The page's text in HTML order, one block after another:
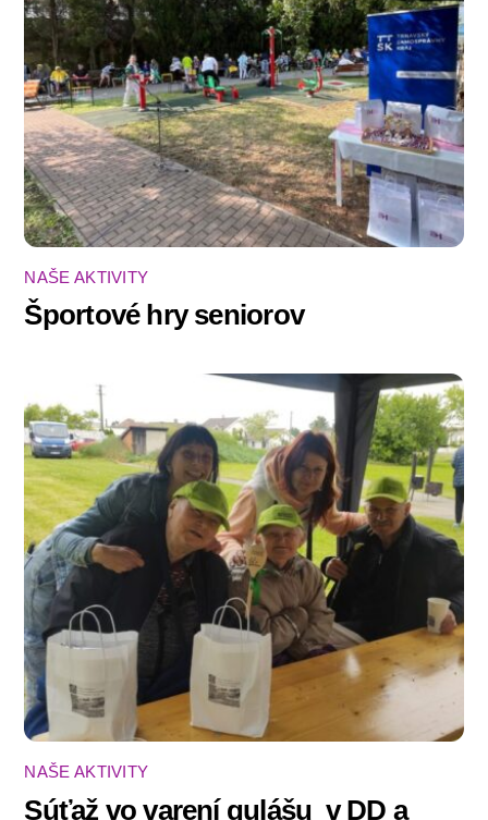
NAŠE AKTIVITY
Športové hry seniorov
NAŠE AKTIVITY
Súťaž vo varení gulášu ‍ v DD a